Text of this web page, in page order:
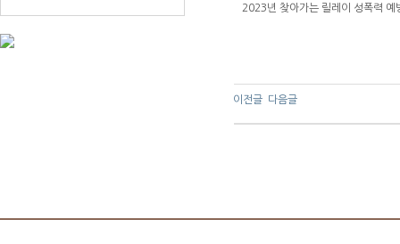
2023년 찾아가는 릴레이 성폭력 예
이전글 다음글